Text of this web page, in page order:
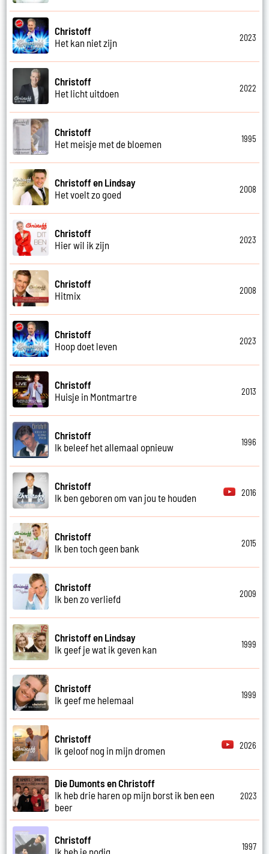
Christoff
Het kan niet zijn
2023
Christoff
Het licht uitdoen
2022
Christoff
Het meisje met de bloemen
1995
Christoff en Lindsay
Het voelt zo goed
2008
Christoff
Hier wil ik zijn
2023
Christoff
Hitmix
2008
Christoff
Hoop doet leven
2023
Christoff
Huisje in Montmartre
2013
Christoff
Ik beleef het allemaal opnieuw
1996
Christoff
Ik ben geboren om van jou te houden
2016
Christoff
Ik ben toch geen bank
2015
Christoff
Ik ben zo verliefd
2009
Christoff en Lindsay
Ik geef je wat ik geven kan
1999
Christoff
Ik geef me helemaal
1999
Christoff
Ik geloof nog in mijn dromen
2026
Die Dumonts en Christoff
Ik heb drie haren op mijn borst ik ben een
beer
2023
Christoff
Ik heb je nodig
1997